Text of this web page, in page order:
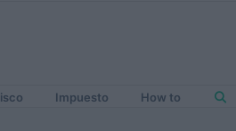
Impuesto How to